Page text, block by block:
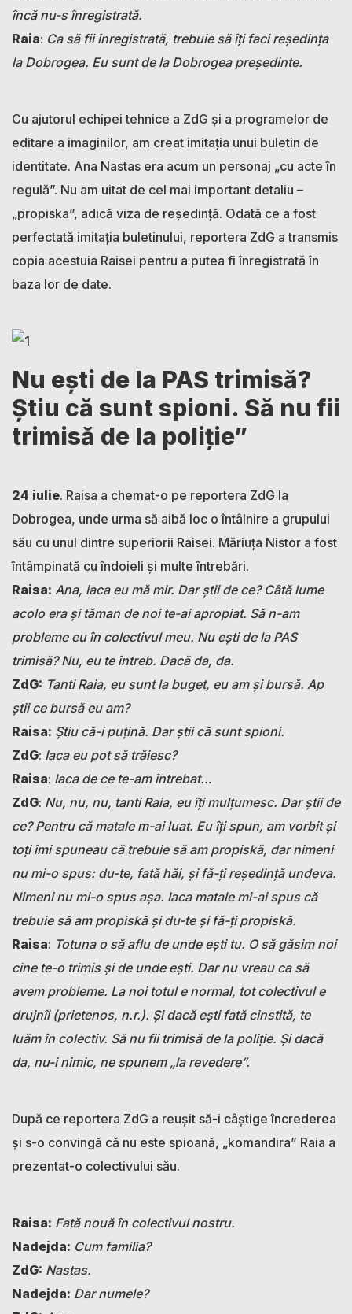
încă nu-s înregistrată.
Raia: Ca să fii înregistrată, trebuie să îți faci reședința
la Dobrogea. Eu sunt de la Dobrogea președinte.
Cu ajutorul echipei tehnice a ZdG și a programelor de
editare a imaginilor, am creat imitația unui buletin de
identitate. Ana Nastas era acum un personaj „cu acte în
regulă”. Nu am uitat de cel mai important detaliu –
„propiska”, adică viza de reședință. Odată ce a fost
perfectată imitația buletinului, reportera ZdG a transmis
copia acestuia Raisei pentru a putea fi înregistrată în
baza lor de date.
Nu ești de la PAS trimisă?
Știu că sunt spioni. Să nu fii
trimisă de la poliție”
24 iulie. Raisa a chemat-o pe reportera ZdG la
Dobrogea, unde urma să aibă loc o întâlnire a grupului
său cu unul dintre superiorii Raisei. Măriuța Nistor a fost
întâmpinată cu îndoieli și multe întrebări.
Raisa: Ana, iaca eu mă mir. Dar știi de ce? Câtă lume
acolo era și tăman de noi te-ai apropiat. Să n-am
probleme eu în colectivul meu. Nu ești de la PAS
trimisă? Nu, eu te întreb. Dacă da, da.
ZdG: Tanti Raia, eu sunt la buget, eu am și bursă. Ap
știi ce bursă eu am?
Raisa: Știu că-i puțină. Dar știi că sunt spioni.
ZdG: Iaca eu pot să trăiesc?
Raisa: Iaca de ce te-am întrebat…
ZdG: Nu, nu, nu, tanti Raia, eu îți mulțumesc. Dar știi de
ce? Pentru că matale m-ai luat. Eu îți spun, am vorbit și
toți îmi spuneau că trebuie să am propiskă, dar nimeni
nu mi-o spus: du-te, fată hăi, și fă-ți reședință undeva.
Nimeni nu mi-o spus așa. Iaca matale mi-ai spus că
trebuie să am propiskă și du-te și fă-ți propiskă.
Raisa: Totuna o să aflu de unde ești tu. O să găsim noi
cine te-o trimis și de unde ești. Dar nu vreau ca să
avem probleme. La noi totul e normal, tot colectivul e
drujnîi (prietenos, n.r.). Și dacă ești fată cinstită, te
luăm în colectiv. Să nu fii trimisă de la poliție. Și dacă
da, nu-i nimic, ne spunem „la revedere”.
După ce reportera ZdG a reușit să-i câștige încrederea
și s-o convingă că nu este spioană, „komandira” Raia a
prezentat-o colectivului său.
Raisa: Fată nouă în colectivul nostru.
Nadejda: Cum familia?
ZdG: Nastas.
Nadejda: Dar numele?